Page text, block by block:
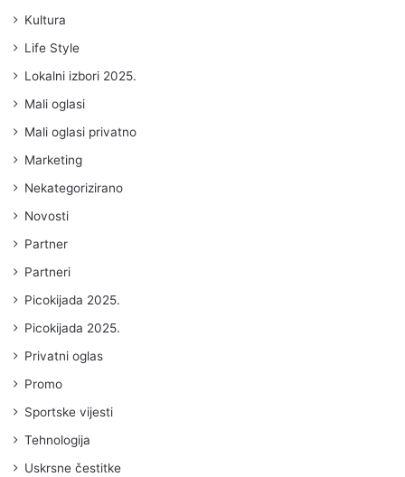
Kultura
Life Style
Lokalni izbori 2025.
Mali oglasi
Mali oglasi privatno
Marketing
Nekategorizirano
Novosti
Partner
Partneri
Picokijada 2025.
Picokijada 2025.
Privatni oglas
Promo
Sportske vijesti
Tehnologija
Uskrsne čestitke